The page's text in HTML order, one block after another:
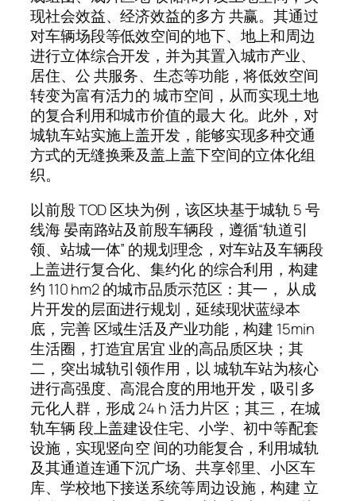
现社会效益、经济效益的多方 共赢。其通过
对车辆场段等低效空间的地下、地上和周边
进行立体综合开发，并为其置入城市产业、
居住、公 共服务、生态等功能，将低效空间
转变为富有活力的 城市空间，从而实现土地
的复合利用和城市价值的最大 化。此外，对
城轨车站实施上盖开发，能够实现多种交通
方式的无缝换乘及盖上盖下空间的立体化组
织。
以前殷 TOD 区块为例，该区块基于城轨 5 号
线海 晏南路站及前殷车辆段，遵循“轨道引
领、站城一体” 的规划理念，对车站及车辆段
上盖进行复合化、集约化 的综合利用，构建
约 110 hm2 的城市品质示范区：其一， 从成
片开发的层面进行规划，延续现状蓝绿本
底，完善 区域生活及产业功能，构建 15min
生活圈，打造宜居宜 业的高品质区块；其
二，突出城轨引领作用，以 城轨车站为核心
进行高强度、高混合度的用地开发，吸引多
元化人群，形成 24 h 活力片区；其三，在城
轨车辆 段上盖建设住宅、小学、初中等配套
设施，实现竖向空 间的功能复合，利用城轨
及其通道连通下沉广场、共享邻里、小区车
库、学校地下接送系统等周边设施，构建 立